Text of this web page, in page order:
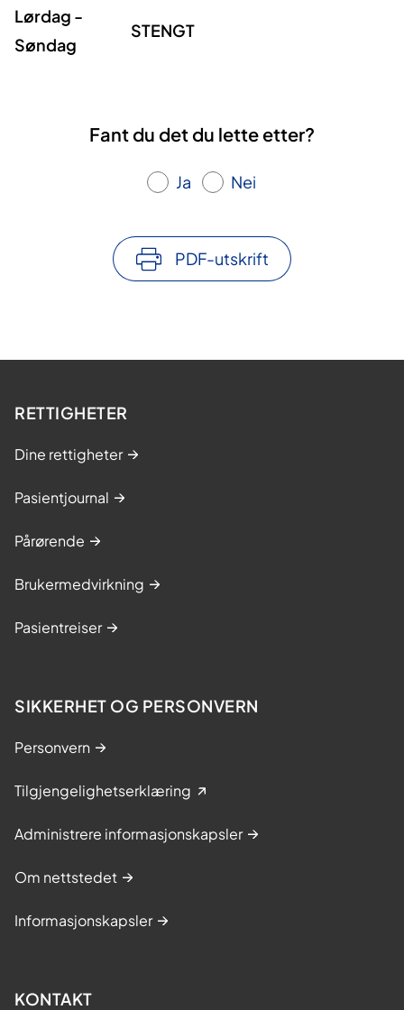
Lørdag -
Søndag
STENGT
Fant du det du lette etter?
Ja Nei
PDF-utskrift
RETTIGHETER
Dine rettigheter
Pasientjournal
Pårørende
Brukermedvirkning
Pasientreiser
SIKKERHET OG PERSONVERN
Personvern
Tilgjengelighetserklæring
Administrere informasjonskapsler
Om nettstedet
Informasjonskapsler
KONTAKT